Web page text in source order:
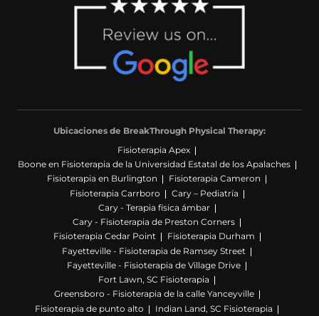
Ubicaciones de BreakThrough Physical Therapy:
Fisioterapia Apex
Boone en Fisioterapia de la Universidad Estatal de los Apalaches
Fisioterapia en Burlington
Fisioterapia Cameron
Fisioterapia Carrboro
Cary – Pediatría
Cary - Terapia física ámbar
Cary - Fisioterapia de Preston Corners
Fisioterapia Cedar Point
Fisioterapia Durham
Fayetteville - Fisioterapia de Ramsey Street
Fayetteville - Fisioterapia de Village Drive
Fort Lawn, SC Fisioterapia
Greensboro - Fisioterapia de la calle Yanceyville
Fisioterapia de punto alto
Indian Land, SC Fisioterapia